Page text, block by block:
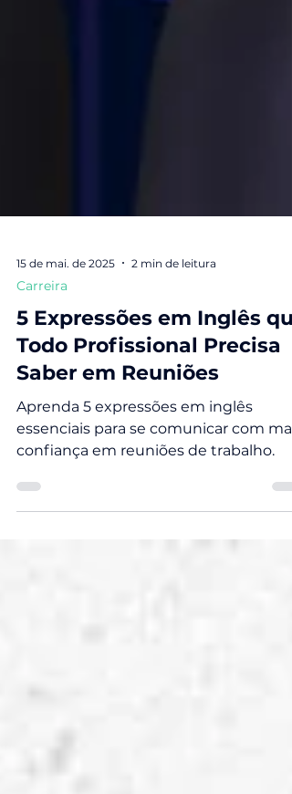
Carreira
5 Expressões em Inglês
Todo Profissional Precisa
Saber em Reuniões
Aprenda 5 expressões em inglês
essenciais para se comunicar com
confiança em reuniões de trabalho.